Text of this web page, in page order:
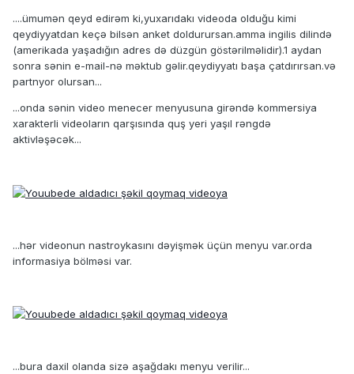
....ümumən qeyd edirəm ki,yuxarıdakı videoda olduğu kimi
qeydiyyatdan keçə bilsən anket doldurursan.amma ingilis dilində
(amerikada yaşadığın adres də düzgün göstərilməlidir).1 aydan
sonra sənin e-mail-nə məktub gəlir.qeydiyyatı başa çatdırırsan.və
partnyor olursan...
...onda sənin video menecer menyusuna girəndə kommersiya
xarakterli videoların qarşısında quş yeri yaşıl rəngdə
aktivləşəcək...
...hər videonun nastroykasını dəyişmək üçün menyu var.orda
informasiya bölməsi var.
...bura daxil olanda sizə aşağdakı menyu verilir...